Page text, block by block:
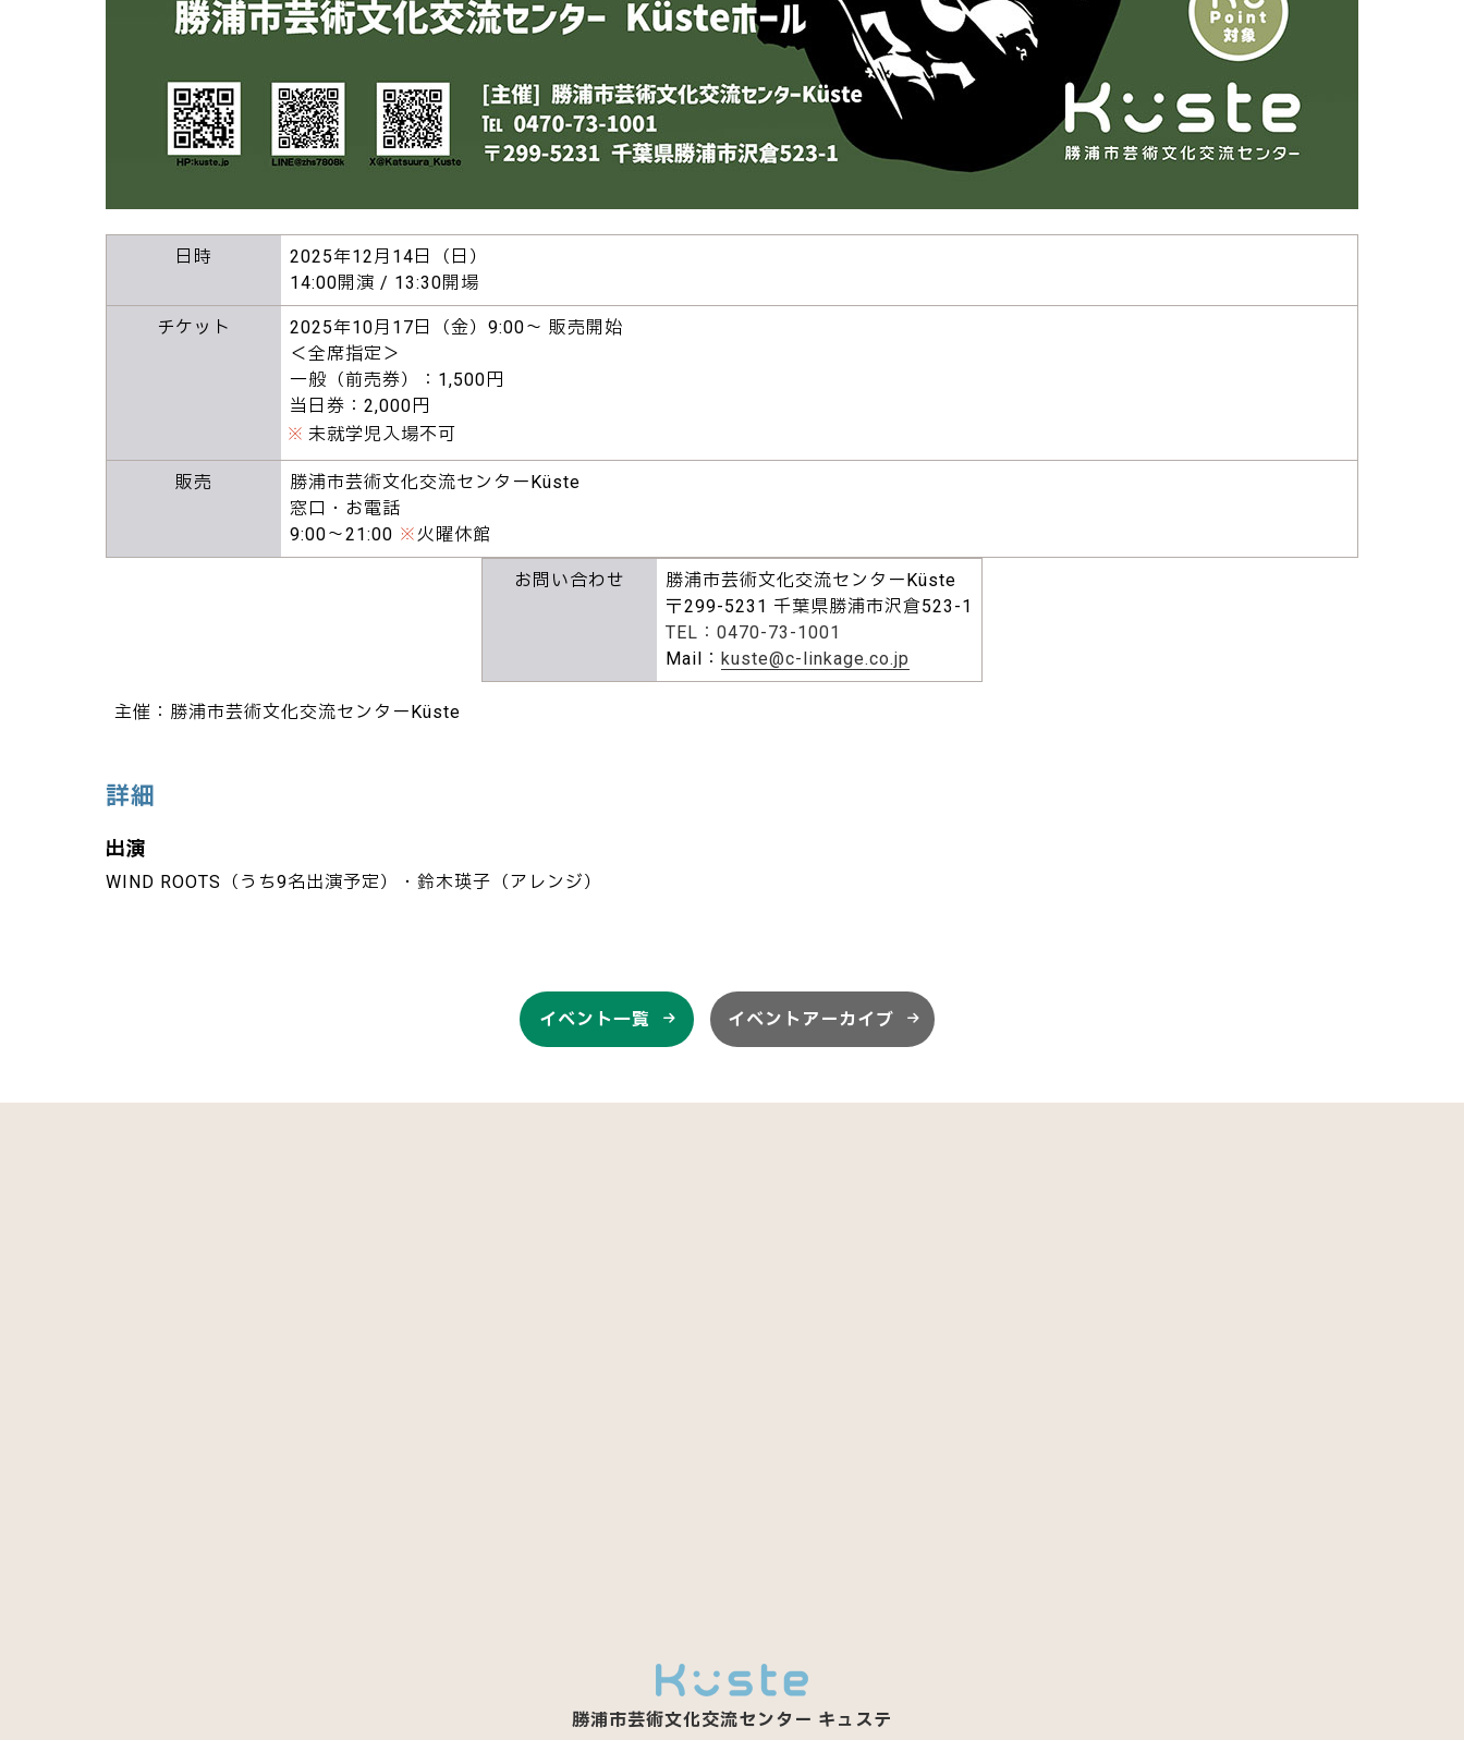
日時
2025年12月14日（日）
14:00開演 / 13:30開場
チケット
2025年10月17日（金）9:00～ 販売開始
＜全席指定＞
一般（前売券）：1,500円
当日券：2,000円
※ 未就学児入場不可
販売
勝浦市芸術文化交流センターKüste
窓口・お電話
9:00～21:00 ※火曜休館
お問い合わせ
勝浦市芸術文化交流センターKüste
〒299-5231 千葉県勝浦市沢倉523-1
TEL：0470-73-1001
Mail： kuste@c-linkage.co.jp
主催：勝浦市芸術文化交流センターKüste
詳細
出演
WIND ROOTS（うち9名出演予定）・鈴木瑛子（アレンジ）
イベント一覧 イベントアーカイブ
勝浦市芸術文化交流センター キュステ